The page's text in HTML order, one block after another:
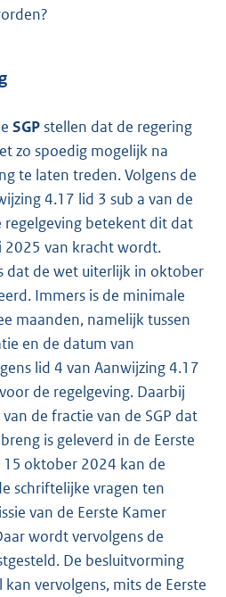
SGPstellen dat de regering
zo spoedig mogelijk na
te laten treden. Volgens de
4.17 lid 3 sub a van de
regelgeving betekent dit dat
2025 van kracht wordt.
dat de wet uiterlijk in oktober
Immers is de minimale
maanden, namelijk tussen
en de datum van
lid 4 van Aanwijzing 4.17
de regelgeving. Daarbij
de fractie van de SGP dat
is geleverd in de Eerste
15 oktober 2024 kan de
schriftelijke vragen ten
van de Eerste Kamer
wordt vervolgens de
De besluitvorming
vervolgens, mits de Eerste